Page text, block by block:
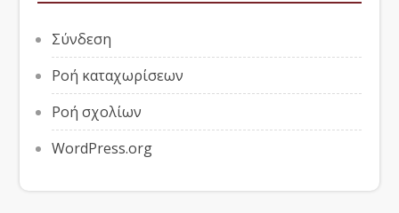
Σύνδεση
Ροή καταχωρίσεων
Ροή σχολίων
WordPress.org